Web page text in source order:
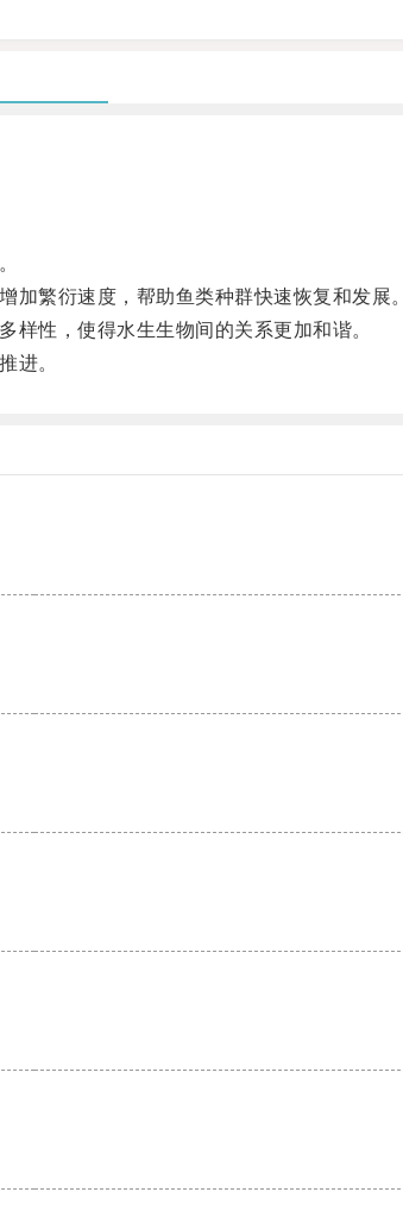
繁衍速度，帮助鱼类种群快速恢复和发展。
性，使得水生生物间的关系更加和谐。
进。